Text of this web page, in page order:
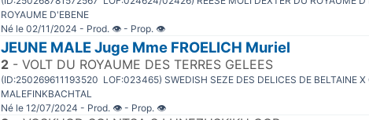
ROYAUME D'EBENE
Né le 02/11/2024 - Prod. 👁 - Prop. 👁
JEUNE MALE Juge Mme FROELICH Muriel
2 - VOLT DU ROYAUME DES TERRES GELEES
(ID:250269611193520 LOF:023465) SWEDISH SEZE DES DELICES DE BELTAINE X
MALEFINKBACHTAL
Né le 12/07/2024 - Prod. 👁 - Prop. 👁